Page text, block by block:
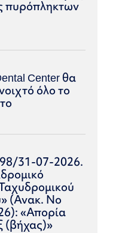
πυρόπληκτων
Center θα
όλο το
31-07-2026.
(Ανακ. Νο
«Απορία
(βήχας)»